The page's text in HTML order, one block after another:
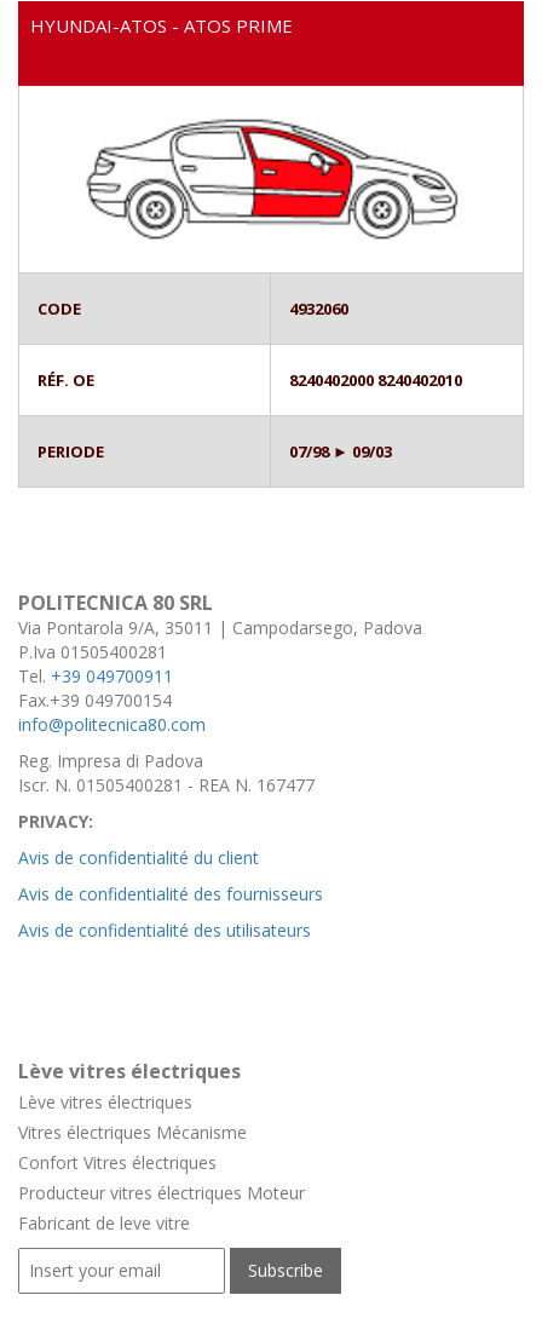
HYUNDAI-ATOS - ATOS PRIME
CODE 4932060
RÉF. OE 8240402000 8240402010
PERIODE 07/98 ► 09/03
POLITECNICA 80 SRL
Via Pontarola 9/A, 35011 | Campodarsego, Padova
P.Iva 01505400281
Tel. +39 049700911
Fax.+39 049700154
info@politecnica80.com
Reg. Impresa di Padova
Iscr. N. 01505400281 - REA N. 167477
PRIVACY:
Avis de confidentialité du client
Avis de confidentialité des fournisseurs
Avis de confidentialité des utilisateurs
Lève vitres électriques
Lève vitres électriques
Vitres électriques Mécanisme
Confort Vitres électriques
Producteur vitres électriques Moteur
Fabricant de leve vitre